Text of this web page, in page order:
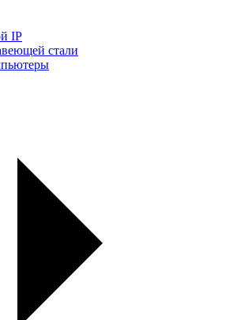
IP
стали